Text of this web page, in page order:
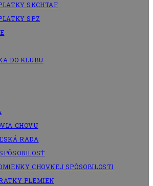
SKCHTAF
SPZ
DO KLUBU
CHOVU
RADA
CHOVNEJ SPÔSOBILOSTI
PLEMIEN